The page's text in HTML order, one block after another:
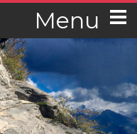
Menu